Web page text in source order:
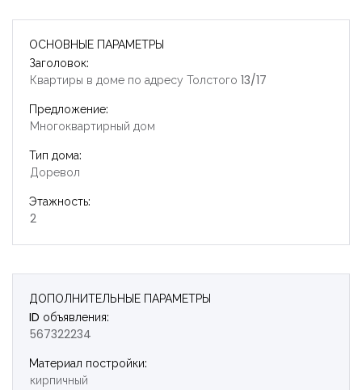
ОСНОВНЫЕ ПАРАМЕТРЫ
Заголовок:
Квартиры в доме по адресу Толстого 13/17
Предложение:
Многоквартирный дом
Тип дома:
Доревол
Этажность:
2
ДОПОЛНИТЕЛЬНЫЕ ПАРАМЕТРЫ
ID объявления:
567322234
Материал постройки:
кирпичный